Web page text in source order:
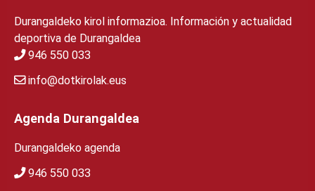
Durangaldeko kirol informazioa. Información y actualidad
deportiva de Durangaldea
946 550 033
info@dotkirolak.eus
Agenda Durangaldea
Durangaldeko agenda
946 550 033